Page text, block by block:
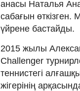
анасы Наталья
сабағын өткізген.
үйрене бастайды.
2015 жылы
Challenger
теннистегі
жігерінің